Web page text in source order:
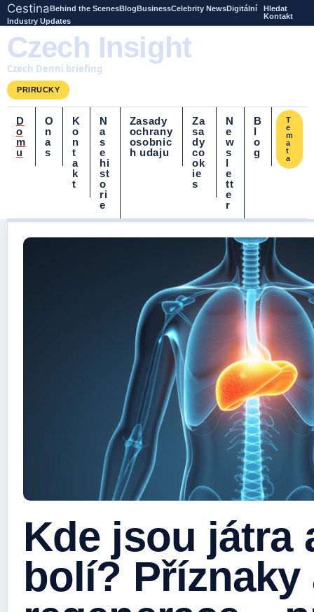
CestinaBehind the ScenesBlogBusinessCelebrity NewsDigitální
Industry Updates
Hledat
Kontakt
Czech Insight
Czech Denni briefing
PRIRUCKY
D
o
m
u
O
n
a
s
K
o
n
t
a
k
t
N
a
s
e
hi
st
o
ri
e
Zasady
ochrany
osobnic
h udaju
Za
sa
dy
co
ok
ie
s
N
e
w
s
l
e
tt
e
r
B
l
o
g
T
e
m
a
t
a
Kde jsou játra
bolí? Příznaky